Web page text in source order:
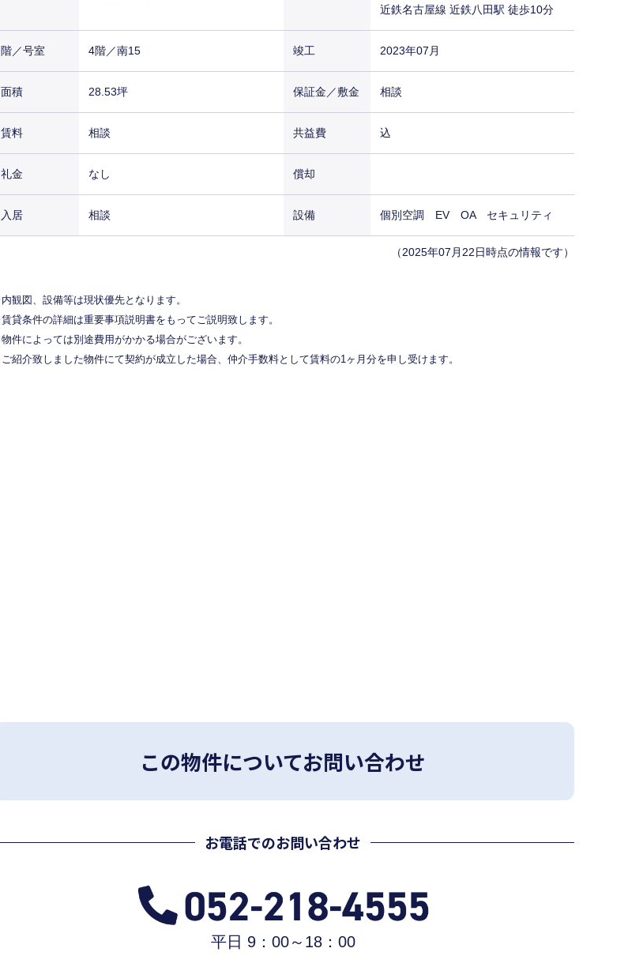
近鉄名古屋線 近鉄八田駅 徒歩10分
階／号室 4階／南15 竣工 2023年07月
面積 28.53坪 保証金／敷金 相談
賃料 相談 共益費 込
礼金 なし 償却
入居 相談 設備 個別空調 EV OA セキュリティ
（2025年07月22日時点の情報です）
内観図、設備等は現状優先となります。
賃貸条件の詳細は重要事項説明書をもってご説明致します。
物件によっては別途費用がかかる場合がございます。
ご紹介致しました物件にて契約が成立した場合、仲介手数料として賃料の1ヶ月分を申し受けます。
この物件についてお問い合わせ
お電話でのお問い合わせ
平日 9：00～18：00